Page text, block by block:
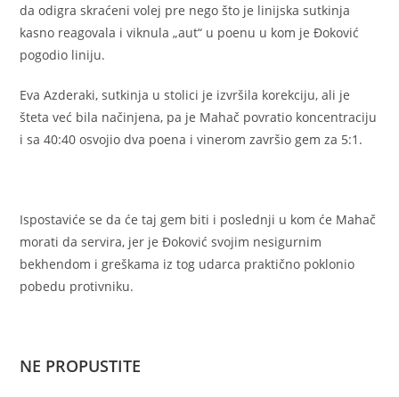
da odigra skraćeni volej pre nego što je linijska sutkinja
kasno reagovala i viknula „aut“ u poenu u kom je Đoković
pogodio liniju.
Eva Azderaki, sutkinja u stolici je izvršila korekciju, ali je
šteta već bila načinjena, pa je Mahač povratio koncentraciju
i sa 40:40 osvojio dva poena i vinerom završio gem za 5:1.
Ispostaviće se da će taj gem biti i poslednji u kom će Mahač
morati da servira, jer je Đoković svojim nesigurnim
bekhendom i greškama iz tog udarca praktično poklonio
pobedu protivniku.
NE PROPUSTITE